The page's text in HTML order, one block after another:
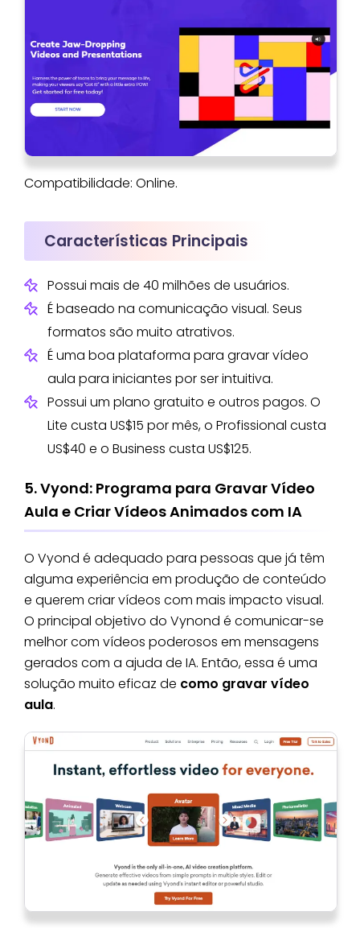
Compatibilidade: Online.
Características Principais
Possui mais de 40 milhões de usuários.
É baseado na comunicação visual. Seus
formatos são muito atrativos.
É uma boa plataforma para gravar vídeo
aula para iniciantes por ser intuitiva.
Possui um plano gratuito e outros pagos. O
Lite custa US$15 por mês, o Profissional custa
US$40 e o Business custa US$125.
5. Vyond: Programa para Gravar Vídeo
Aula e Criar Vídeos Animados com IA
O Vyond é adequado para pessoas que já têm
alguma experiência em produção de conteúdo
e querem criar vídeos com mais impacto visual.
O principal objetivo do Vynond é comunicar-se
melhor com vídeos poderosos em mensagens
gerados com a ajuda de IA. Então, essa é uma
solução muito eficaz de como gravar vídeo
aula.